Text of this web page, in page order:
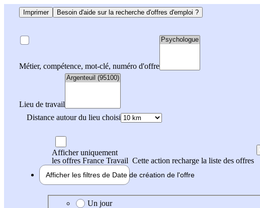
Imprimer Besoin d'aide sur la recherche d'offres d'emploi ?
Métier, compétence, mot-clé, numéro d'offre
Lieu de travail
Distance autour du lieu choisi
Afficher uniquement
les offres France Travail Cette action recharge la liste des offres
Afficher les filtres de Date de création de l'offre
Date de création de l'offre
Un jour